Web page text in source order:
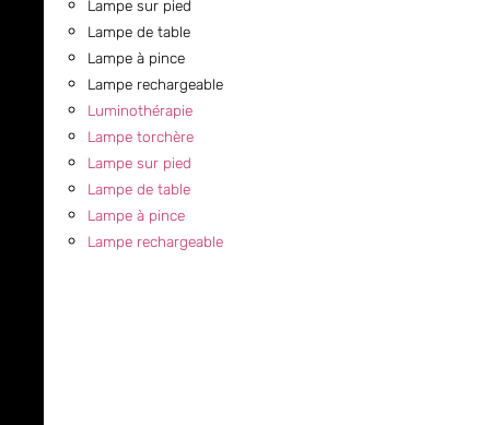
Lampe sur pied
Lampe de table
Lampe à pince
Lampe rechargeable
Luminothérapie
Lampe torchère
Lampe sur pied
Lampe de table
Lampe à pince
Lampe rechargeable